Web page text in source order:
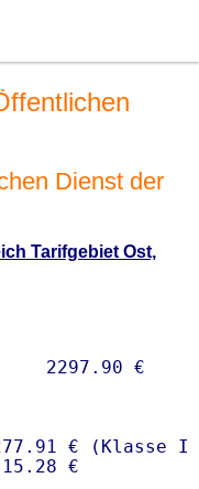
Dienst der
Tarifgebiet Ost,
€ (Klasse I)
€